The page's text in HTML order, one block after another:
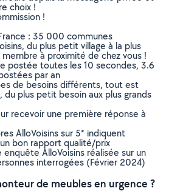
choix !
!
: 35 000 communes
du plus petit village à la plus
à proximité de chez vous !
postée toutes les 10 secondes, 3.6
par an
de besoins différents, tout est
du plus petit besoin aux plus grands
recevoir une première réponse à
AlloVoisins sur 5* indiquent
bon rapport qualité/prix
enquête AlloVoisins réalisée sur un
interrogées (Février 2024)
de meubles en urgence ?